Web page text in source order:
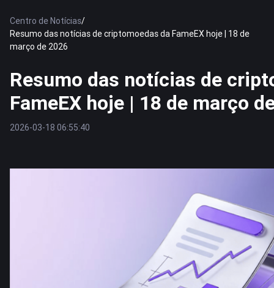
Centro de Notícias/
Resumo das notícias de criptomoedas da FameEX hoje | 18 de
março de 2026
Resumo das notícias de
FameEX hoje | 18 de março
2026-03-18 06:55:40